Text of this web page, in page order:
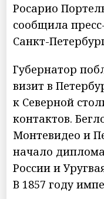
Росарио
сообщила
Санкт-
Губернатор
визит в
к Северной
контактов.
Монтевидео и
начало
России и
В 1857 году